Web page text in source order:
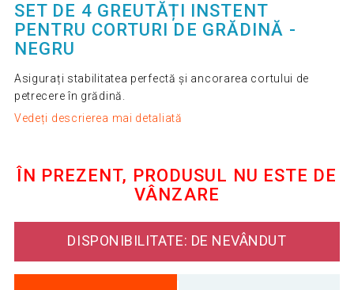
SET DE 4 GREUTĂȚI INSTENT
PENTRU CORTURI DE GRĂDINĂ -
NEGRU
Asigurați stabilitatea perfectă și ancorarea cortului de
petrecere în grădină.
Vedeți descrierea mai detaliată
ÎN PREZENT, PRODUSUL NU ESTE DE
VÂNZARE
DISPONIBILITATE: DE NEVÂNDUT